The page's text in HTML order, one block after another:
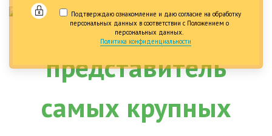
Подтверждаю ознакомление и даю согласие на обработку
персональных данных в соответствии с Положением о
персональных данных.
Политика конфиденциальности